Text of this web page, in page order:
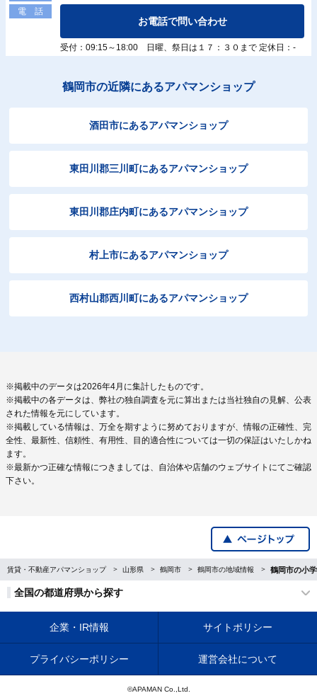
電 話
お電話で問い合わせ
受付：09:15～18:00 日曜、祭日は１７：３０まで 定休日：-
鶴岡市の近隣にあるアパマンショップ
酒田市にあるアパマンショップ
東田川郡三川町にあるアパマンショップ
東田川郡庄内町にあるアパマンショップ
村上市にあるアパマンショップ
西村山郡西川町にあるアパマンショップ
※掲載中のデータは2026年4月に集計したものです。
※掲載中の各データは、弊社の独自調査を元に算出または当社独自の見解、公表
された情報を元にしています。
※掲載している情報は、万全を期すように努めておりますが、情報の正確性、完
全性、最新性、信頼性、有用性、目的適合性については一切の保証はいたしかね
ます。
※最新かつ正確な情報につきましては、自治体や店舗のウェブサイトにてご確認
下さい。
賃貸・不動産アパマンショップ 山形県 鶴岡市 鶴岡市の地域情報 鶴岡市の小
全国の都道府県から探す
企業・IR情報 サイトポリシー
プライバシーポリシー 運営会社について
©APAMAN Co.,Ltd.